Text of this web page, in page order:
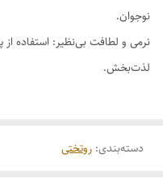
نوجوان.
نرمی و لطافت بی‌نظیر: استفاده از
لذت‌بخش.
دسته‌بندی: روتختی